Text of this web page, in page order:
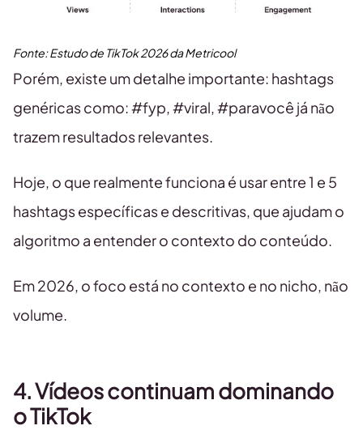
Fonte:Estudo de TikTok2026da Metricool
Porém, existe um detalhe importante: hashtags
genéricas como: #fyp, #viral, #paravocê já não
trazem resultados relevantes.
Hoje, o que realmente funciona é usar entre 1 e 5
hashtags específicas e descritivas, que ajudam o
algoritmo a entender o contexto do conteúdo.
Em 2026, o foco está no contexto e no nicho, não
volume.
4. Vídeos continuam dominando
o TikTok